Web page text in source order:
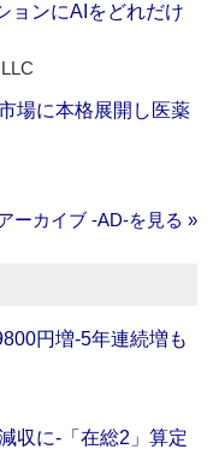
ョンにAIをどれだけ
場に本格展開し医薬
ーカイブ ‐AD‐を見る »
円増‐5年連続増も
収に‐「在総2」算定